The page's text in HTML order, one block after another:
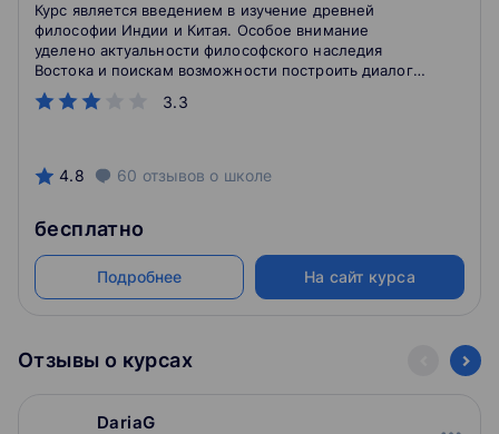
3.3
Курс является введением в изучение древней
философии Индии и Китая. Особое внимание
уделено актуальности философского наследия
Востока и поискам возможности построить диалог
между Западом и Востоком.
4.8 60 отзывов о школе
бесплатно
Подробнее На сайт курса
Отзывы о курсах
DariaG